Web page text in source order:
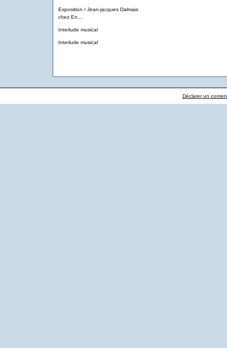
Exposition / Jean-jacques Dalmais
chez En...
Interlude musical
Interlude musical
Déclarer un